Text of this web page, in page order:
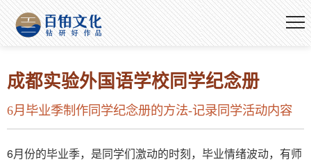
成都实验外国语学校同学纪念册
6月毕业季制作同学纪念册的方法-记录同学活动内容
6月份的毕业季，是同学们激动的时刻，毕业情绪波动，有师